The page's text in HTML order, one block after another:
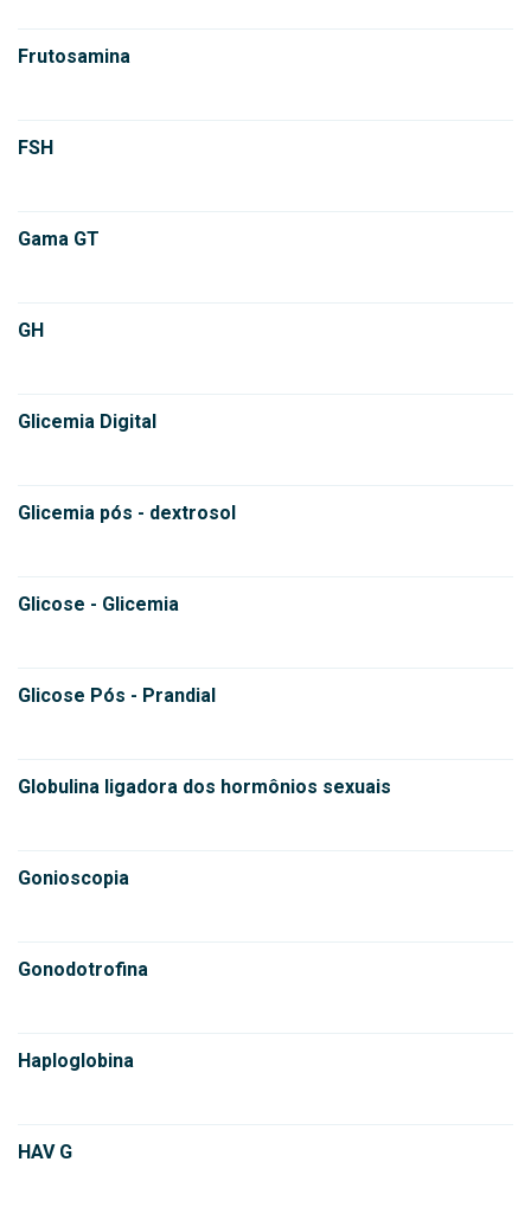
Frutosamina
FSH
Gama GT
GH
Glicemia Digital
Glicemia pós - dextrosol
Glicose - Glicemia
Glicose Pós - Prandial
Globulina ligadora dos hormônios sexuais
Gonioscopia
Gonodotrofina
Haploglobina
HAV G